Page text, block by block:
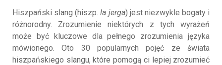
Hiszpański slang (hiszp.la jerga) jest niezwykle bogaty i
różnorodny. Zrozumienie niektórych z tych wyrażeń
może być kluczowe dla pełnego zrozumienia języka
mówionego. Oto 30 popularnych pojęć ze świata
hiszpańskiego slangu, które pomogą ci lepiej zrozumieć